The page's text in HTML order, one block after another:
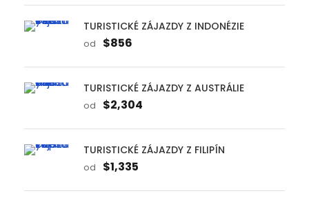
TURISTICKÉ ZÁJAZDY Z INDONÉZIE
od $856
TURISTICKÉ ZÁJAZDY Z AUSTRÁLIE
od $2,304
TURISTICKÉ ZÁJAZDY Z FILIPÍN
od $1,335